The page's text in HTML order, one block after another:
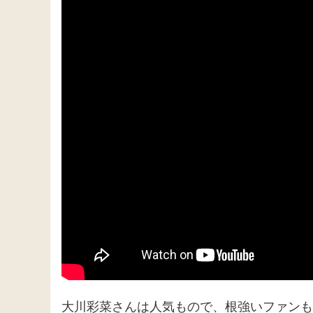
大川彩菜さんは人気もので、根強いファンも